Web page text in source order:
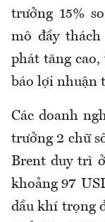
trưởng 15%
mô đầy
phát tăng
báo lợi nhuận
Các doanh
trưởng 2 chữ
Brent duy trì
khoảng 97
dầu khí trọng